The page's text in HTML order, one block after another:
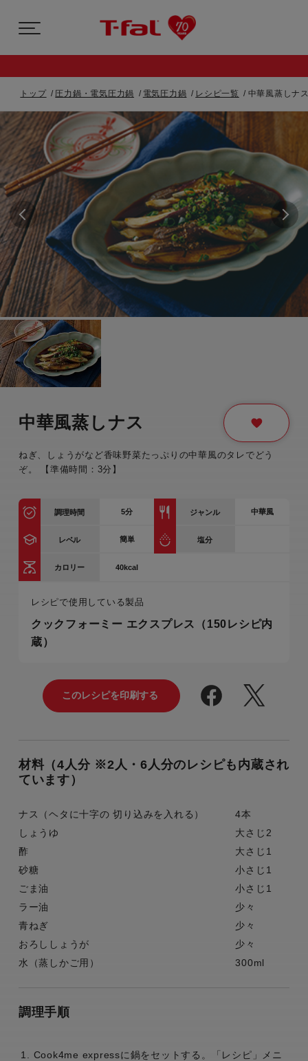
トップ 圧力鍋・電気圧力鍋 電気圧力鍋 レシピ一覧 中華風蒸しナ
中華風蒸しナス
ねぎ、しょうがなど香味野菜たっぷりの中華風のタレでどう
ぞ。 【準備時間：3分】
調理時間 5分 ジャンル 中華風
レベル 簡単 塩分
カロリー 40kcal
レシピで使用している製品
クックフォーミー エクスプレス（150レシピ内
蔵）
材料（4人分 ※2人・6人分のレシピも内蔵され
ています）
ナス（ヘタに十字の 切り込みを入れる）
4本
しょうゆ
大さじ2
酢
大さじ1
砂糖
小さじ1
ごま油
小さじ1
ラー油
少々
青ねぎ
少々
おろししょうが
少々
水（蒸しかご用）
300ml
調理手順
Cook4me expressに鍋をセットする。「レシピ」メニ